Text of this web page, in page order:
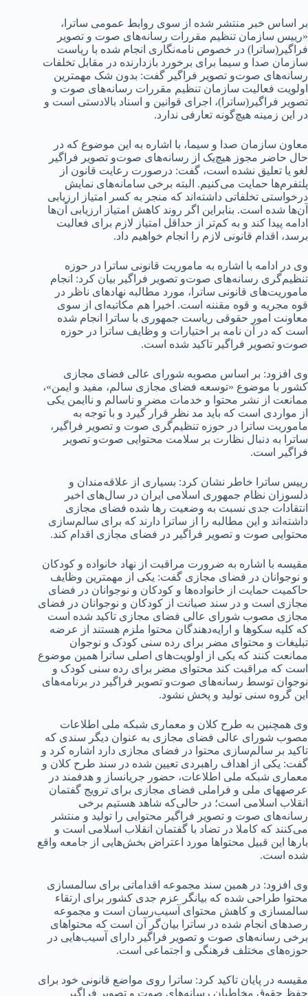
بر اساس خبر منتشر شده از سوی روابط عمومی ساترا،
«رییس سازمان تنظیم مقررات رسانه‌های صوت و تصویر
فراگیر(ساترا) در خصوص نامه‌نگاری انجام شده با ریاست
سازمان صدا و سیما برای برخورد بازدارنده در مقابل تخلفات
رسانه‌های صوت‌و تصویر فراگیر گفت: بدون شک مهمترین
اولویت فعالیت سازمان تنظیم مقررات رسانه‌های صوت و
تصویر فراگیر(ساترا)، اجرای قوانین و اسناد بالادستی است و
در این زمینه هیچ‌گونه تعارفی ندارد.
معاون سازمان صدا و سیما، با اشاره به این موضوع که در
حال حاضر مجوز هیچ‌یک از رسانه‌های صوت‌و تصویر فراگیر
لغو یا تعلیق نشده است، گفت: درصورت رعایت قانون از
پلتفرم‌ها حمایت می‌کنیم. البته برخی سامانه‌های نمایش
درخواستی تخلفاتی داشته‌اند که منجر به کسر امتیاز ارزیابی
آن‌ها شده است. بنابراین اگر روند کاهش امتیاز ارزیابی آن‌ها
ادامه پیدا کند و به کم‌تر از حداقل امتیاز لازم برای فعالیت
برسد، اقدام قانونی لازم را انجام خواهیم داد.
وی در ادامه با اشاره به ماموریت قانونی ساترا در حوزه
تنظیم‌گری رسانه‌های صوت‌و تصویر فراگیر بیان کرد: انجام
ماموریت‌های قانونی ساترا، مورد مطالبه نهادهای ناظر در
قوه مجریه و قوه مقننه است. اخیرا هم مکاتبه‌ای از سوی
معاونت امور حقوقی ریاست جمهوری با ساترا انجام شده
است که در آن نامه بر اختیارات و وظایف ساترا در حوزه
صوت‌و تصویر فراگیر تاکید شده است.
وی افزود: بر اساس مصوبه شورای عالی فضای مجازی
کشور با موضوع «توسعه فضای مجازی سالم، مفید و ایمن»،
ممانعت از نشر محتوا و خدمات مضر و ناسالم و ناایمن یکی
از مواردی است که باید مد نظر قرار گیرد و با توجه به
ماموریت ساترا در حوزه تنظیم‌گری صوت و تصویر فراگیر،
ساترا به دنبال نظارت بر سلامت محتوایی صوت‌و تصویر
فراگیر است.
رییس ساترا خاطر نشان کرد: بسیاری از علاقه‌مندان و
دلسوزان نظام جمهوری اسلامی ایران در سال‌های اخیر
انتقادات جدی نسبت به وضعیت رها شده فضای مجازی
داشته‌اند و این مطالبه را از ساترا دارند که برای سالم‌سازی
محتوایی صوت و تصویر فراگیر در فضای مجازی اقدام کند.
مقیسه با اشاره به ضرورت مراقبت از نهاد خانواده و کودکان
و نوجوانان در فضای مجازی گفت: یکی از مهمترین وظایف
حاکمیت حمایت از خانواده‌ها و کودکان و نوجوانان در فضای
مجازی است و در سند صیانت از کودکان و نوجوانان در فضای
مجازی مصوب شورای عالی فضای مجازی تاکید شده است
که کلیه سکوها و ارایه‌دهندگان محتوا ملزم هستند از عرضه
تبلیغات و محتوای مضر برای رده سنی کودک و نوجوان
ممانعت کنند که یکی از اولویت‌های اصلی ساترا همین موضوع
است که مراقبت کند محتوای مضر برای رده سنی کودک و
نوجوان توسط رسانه‌های صوت‌و تصویر فراگیر در برنامه‌های
این گروه سنی تولید و پخش نشود.
وی همچنین به طرح کلان و معماری شبکه ملی اطلاعات
مصوب شورای عالی فضای مجازی به عنوان دیگر سندی که
تاکید بر سالم‌سازی محتوا در فضای مجازی دارد اشاره کرد و
گفت: یکی از اهداف راهبردی تعیین شده در سند طرح کلان و
معماری شبکه ملی اطلاعات، حضور جریان‏ساز و هدفمند در
عرصه‏های ملی و فراملی فضای مجازی برای ترویج گفتمان
انقلاب اسلامی است؛ در حالی‌که شاهد هستیم برخی
رسانه‌های صوت و تصویر فراگیر محتوایی را تولید و منتشر
می‌کنند که کاملا در تضاد با گفتمان انقلاب اسلامی است و
بارها این قبیل محتواها مورد اعتراض بخش‌هایی از جامعه واقع
شده است.
وی افزود: در همین سند مجموعه اقداماتی برای سالم‏سازی
محتوا طراحی شده که بیانگر عزم جدی کشور برای ارتقاء
سالم‏سازی و کاهش محتوای آسیب‌رسان است و مجموعه
رصدهای انجام شده در ساترا بیان‌گر آن است که محتواهای
برخی رسانه‌های صوت و تصویر فراگیر دارای آسیب‌هایی در
حوزه‌های مختلف فرهنگی و اجتماعی است.
مقیسه در پایان تاکید کرد: ساترا روی مواضع قانونی خود برای
حفظ حقوق مخاطبان رسانه‌های صوت و تصویر فراگیر